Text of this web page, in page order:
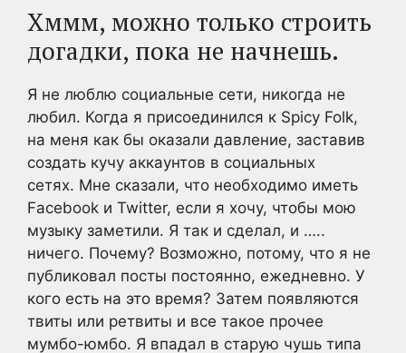
Хммм, можно только строить
догадки, пока не начнешь.
Я не люблю социальные сети, никогда не
любил. Когда я присоединился к Spicy Folk,
на меня как бы оказали давление, заставив
создать кучу аккаунтов в социальных
сетях. Мне сказали, что необходимо иметь
Facebook и Twitter, если я хочу, чтобы мою
музыку заметили. Я так и сделал, и …..
ничего. Почему? Возможно, потому, что я не
публиковал посты постоянно, ежедневно. У
кого есть на это время? Затем появляются
твиты или ретвиты и все такое прочее
мумбо-юмбо. Я впадал в старую чушь типа